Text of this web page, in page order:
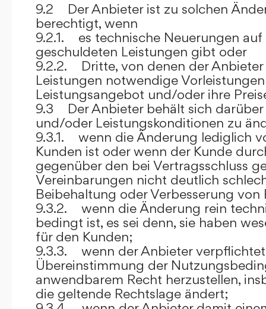
9.2 Der Anbieter ist zu solchen
berechtigt, wenn
9.2.1. es technische Neuerungen
geschuldeten Leistungen gibt oder
9.2.2. Dritte, von denen der Anbieter
Leistungen notwendige
Leistungsangebot und/oder ihre
9.3 Der Anbieter behält sich darüber
und/oder Leistungskonditionen zu
9.3.1. wenn die Änderung lediglich
Kunden ist oder wenn der Kunde
gegenüber den bei Vertragsschluss
Vereinbarungen nicht deutlich
Beibehaltung oder Verbesserung
9.3.2. wenn die Änderung rein
bedingt ist, es sei denn, sie haben
für den Kunden;
9.3.3. wenn der Anbieter verpflichtet
Übereinstimmung der
anwendbarem Recht herzustellen,
die geltende Rechtslage ändert;